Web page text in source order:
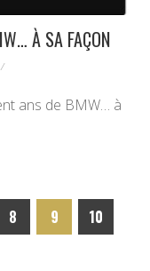
À SA FAÇON
/
ans de BMW… à
8 9 10